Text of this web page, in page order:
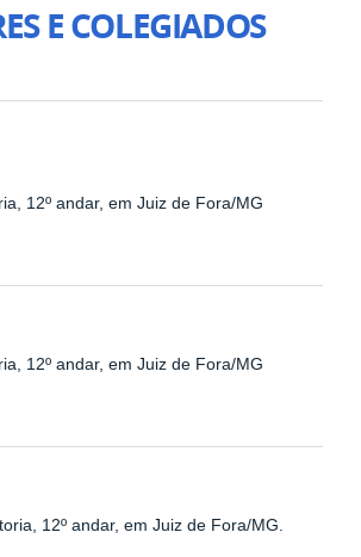
E COLEGIADOS
12º andar, em Juiz de Fora/MG
12º andar, em Juiz de Fora/MG
12º andar, em Juiz de Fora/MG.